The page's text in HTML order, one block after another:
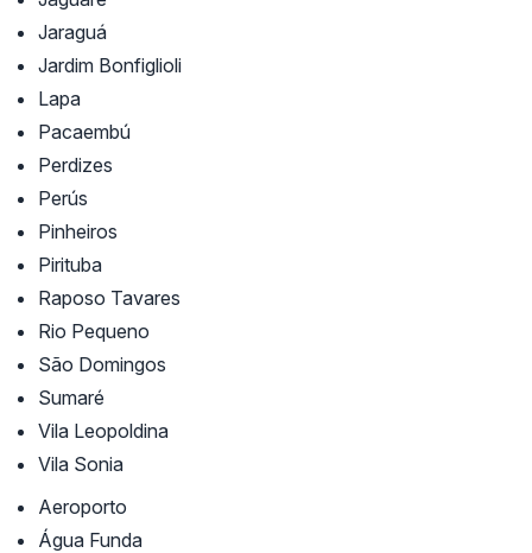
Jaraguá
Jardim Bonfiglioli
Lapa
Pacaembú
Perdizes
Perús
Pinheiros
Pirituba
Raposo Tavares
Rio Pequeno
São Domingos
Sumaré
Vila Leopoldina
Vila Sonia
Aeroporto
Água Funda